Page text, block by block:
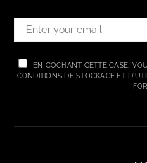
EN COCHANT CETTE CASE,
CONDITIONS DE STOCKAGE ET